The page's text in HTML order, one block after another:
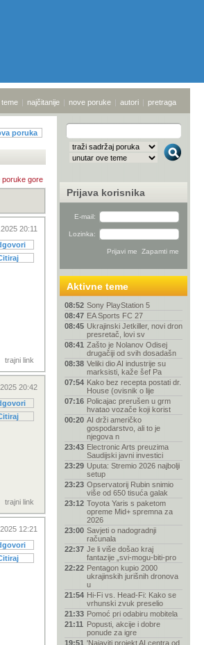
| najčitanije | nove poruke | autori | pretraga
poruka
poruke gore
20:11
trajni link
20:42
trajni link
12:21
Prijava korisnika
E-mail:
Lozinka:
Aktivne teme
08:52 Sony PlayStation 5
08:47 EA Sports FC 27
08:45 Ukrajinski Jetkiller, novi dron
presretač, lovi sv
08:41 Zašto je Nolanov Odisej
drugačiji od svih dosadašn
08:38 Veliki dio AI industrije su
marksisti, kaže šef Pa
07:54 Kako bez recepta postati dr.
House (ovisnik o lije
07:16 Policajac prerušen u grm
hvatao vozače koji korist
00:20 AI drži američko
gospodarstvo, ali to je
njegova n
23:43 Electronic Arts preuzima
Saudijski javni investici
23:29 Uputa: Stremio 2026 najbolji
setup
23:23 Opservatorij Rubin snimio
više od 650 tisuća galak
23:12 Toyota Yaris s paketom
opreme Mid+ spremna za
2026
23:00 Savjeti o nadogradnji
računala
22:37 Je li više došao kraj
fantazije „svi-mogu-biti-pro
22:22 Pentagon kupio 2000
ukrajinskih jurišnih dronova
u
21:54 Hi-Fi vs. Head-Fi: Kako se
vrhunski zvuk preselio
21:33 Pomoć pri odabiru mobitela
21:11 Popusti, akcije i dobre
ponude za igre
19:51 'Najaviti projekt AI centra od